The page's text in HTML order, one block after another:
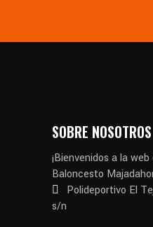
SOBRE NOSOTROS
¡Bienvenidos a la
Baloncesto
Polideportivo El
s/n